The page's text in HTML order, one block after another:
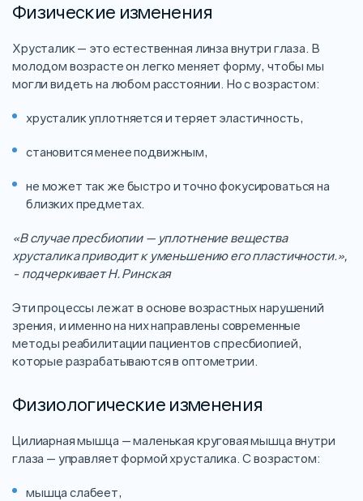
Физические изменения
Хрусталик — это естественная линза внутри глаза. В
молодом возрасте он легко меняет форму, чтобы мы
могли видеть на любом расстоянии. Но с возрастом:
хрусталик уплотняется и теряет эластичность,
становится менее подвижным,
не может так же быстро и точно фокусироваться на
близких предметах.
«В случае пресбиопии — уплотнение вещества
хрусталика приводит к уменьшению его пластичности.»,
- подчеркивает Н. Ринская
Эти процессы лежат в основе возрастных нарушений
зрения, и именно на них направлены современные
методы реабилитации пациентов с пресбиопией,
которые разрабатываются в оптометрии.
Физиологические изменения
Цилиарная мышца — маленькая круговая мышца внутри
глаза — управляет формой хрусталика. С возрастом:
мышца слабеет,